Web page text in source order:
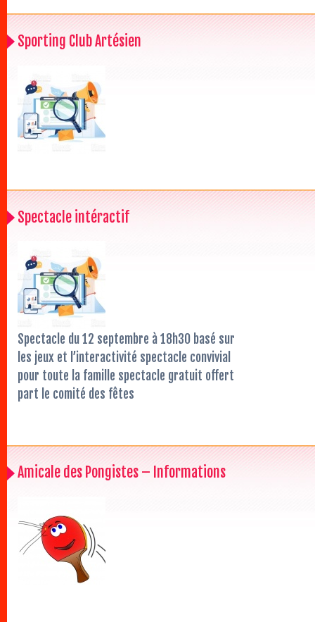
Sporting Club Artésien
Spectacle intéractif
Spectacle du 12 septembre à 18h30 basé sur
les jeux et l’interactivité spectacle convivial
pour toute la famille spectacle gratuit offert
part le comité des fêtes
Amicale des Pongistes – Informations